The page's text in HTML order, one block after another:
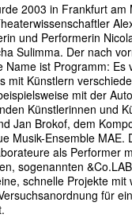
2003 in Frankfurt am
und Performerin
Sulimma. Der nach
Name ist Programm: Es
mit Künstlern
mit der
Künstlerinnen und
Jan Brokof, dem
Musik-Ensemble MAE.
als Performer
sogenannten
schnelle Projekte mit
für